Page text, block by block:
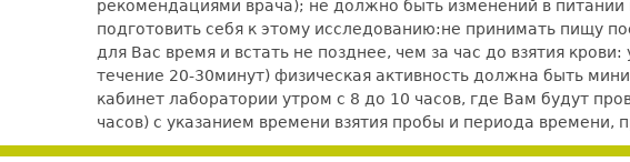
рекомендациями врача); не должно быть изменений в питании
подготовить себя к этому исследованию:не принимать пищу
для Вас время и встать не позднее, чем за час до взятия
течение 20-30минут) физическая активность должна быть
кабинет лаборатории утром с 8 до 10 часов, где Вам будут
часов) с указанием времени взятия пробы и периода